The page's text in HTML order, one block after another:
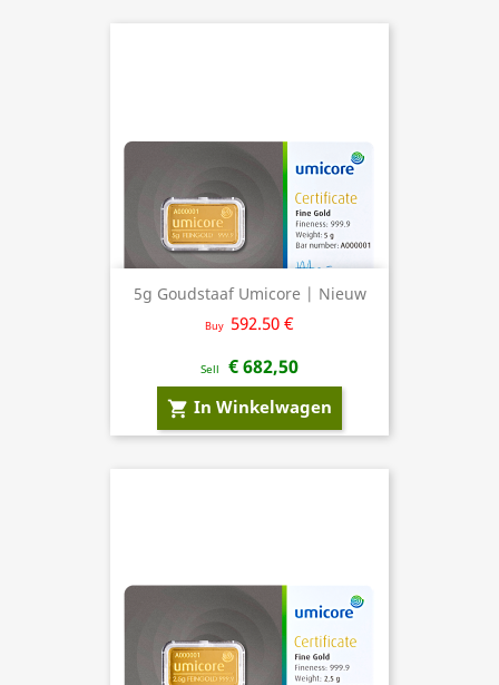
5g Goudstaaf Umicore | Nieuw
Buy 592.50 €
Sell € 682,50
shopping_cart In Winkelwagen